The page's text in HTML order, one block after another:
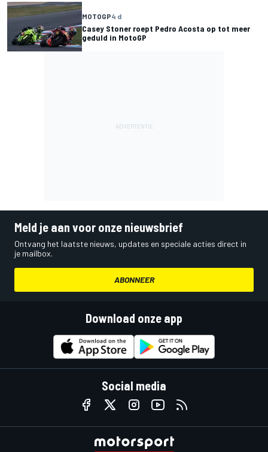
MOTOGP4 d
Casey Stoner roept Pedro Acosta op tot meer
geduld in MotoGP
Meld je aan voor onze nieuwsbrief
Ontvang het laatste nieuws, updates en speciale acties direct in
je mailbox.
ABONNEER
Download onze app
Social media